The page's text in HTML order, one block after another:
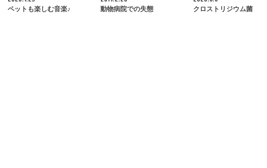
ペットも楽しむ音楽♪
動物病院での失態
クロストリジウム菌